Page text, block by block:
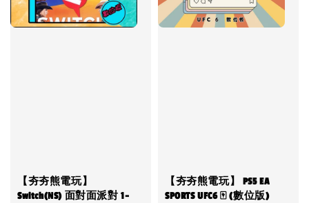
【夯夯熊電玩】
Switch(NS) 面對面派對 1-
【夯夯熊電玩】 PS5 EA
SPORTS UFC6 🀄 (數位版)